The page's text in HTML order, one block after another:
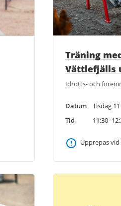
Träning
Vättlefjälls
Idrotts- och
Datum
Tisdag
Tid
Upprepas